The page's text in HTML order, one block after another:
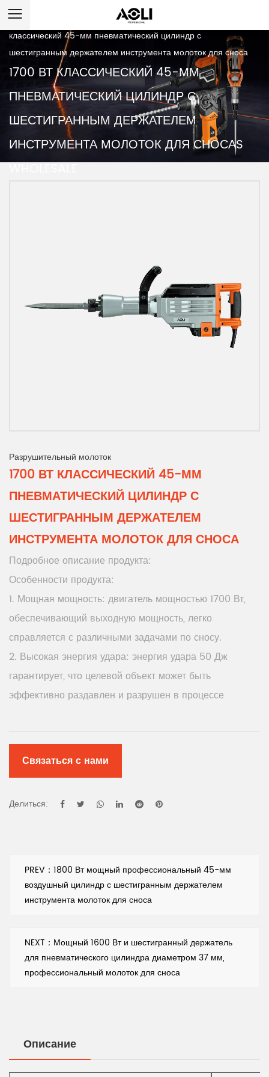
Дом Разрушительный молоток
классический 45-мм пневматический цилиндр с
шестигранным держателем инструмента молоток для сноса
1700 ВТ КЛАССИЧЕСКИЙ 45-ММ
ПНЕВМАТИЧЕСКИЙ ЦИЛИНДР С
ШЕСТИГРАННЫМ ДЕРЖАТЕЛЕМ
ИНСТРУМЕНТА МОЛОТОК ДЛЯ СНОСАS
WHOLESALE
Разрушительный молоток
1700 ВТ КЛАССИЧЕСКИЙ 45-ММ
ПНЕВМАТИЧЕСКИЙ ЦИЛИНДР С
ШЕСТИГРАННЫМ ДЕРЖАТЕЛЕМ
ИНСТРУМЕНТА МОЛОТОК ДЛЯ СНОСА
Подробное описание продукта:
Особенности продукта:
1. Мощная мощность: двигатель мощностью 1700 Вт,
обеспечивающий выходную мощность, легко
справляется с различными задачами по сносу.
2. Высокая энергия удара: энергия удара 50 Дж
гарантирует, что целевой объект может быть
эффективно раздавлен и разрушен в процессе
1850 раз в минуту, обеспечивающая непрерывную и
диапазон номинального напряжения 110–230 В,
адаптируется к требованиям различных регионов
электросети.
5. Многофункциональный инструмент. Помимо
также оснащен шестигранной головкой, которую
можно использовать для фиксации других
1. Эффективная способность сноса: сочетание
мощного двигателя 1700 Вт и энергии удара 50 Дж
Связаться с нами
Делиться:
PREV：1800 Вт мощный профессиональный 45-мм
воздушный цилиндр с шестигранным держателем
инструмента молоток для сноса
NEXT：Мощный 1600 Вт и шестигранный держатель
для пневматического цилиндра диаметром 37 мм,
профессиональный молоток для сноса
Описание